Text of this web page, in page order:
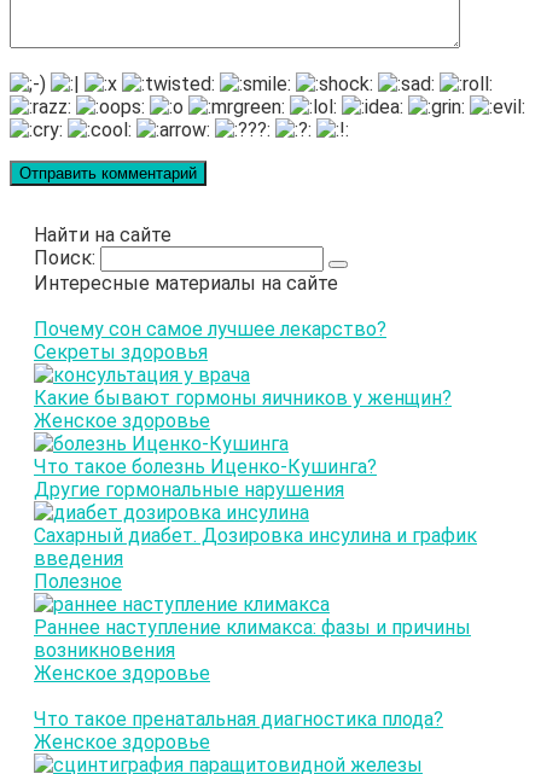
Найти на сайте
Поиск:
Интересные материалы на сайте
Почему сон самое лучшее лекарство?
Секреты здоровья
Какие бывают гормоны яичников у женщин?
Женское здоровье
Что такое болезнь Иценко-Кушинга?
Другие гормональные нарушения
Сахарный диабет. Дозировка инсулина и график
введения
Полезное
Раннее наступление климакса: фазы и причины
возникновения
Женское здоровье
Что такое пренатальная диагностика плода?
Женское здоровье